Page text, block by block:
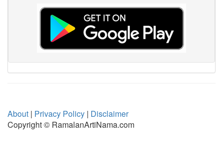
About | Privacy Policy | Disclaimer
Copyright © RamalanArtiNama.com